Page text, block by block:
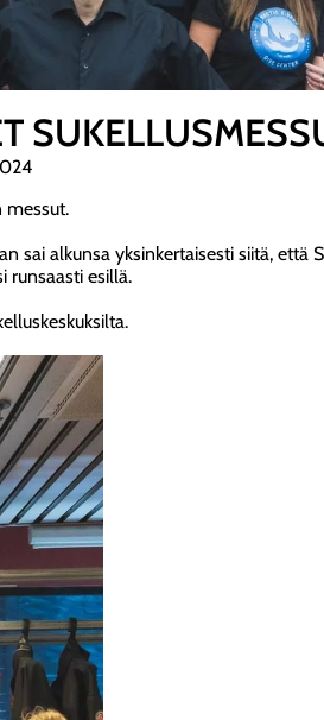
messut.
alkunsa yksinkertaisesti siitä, että
runsaasti esillä.